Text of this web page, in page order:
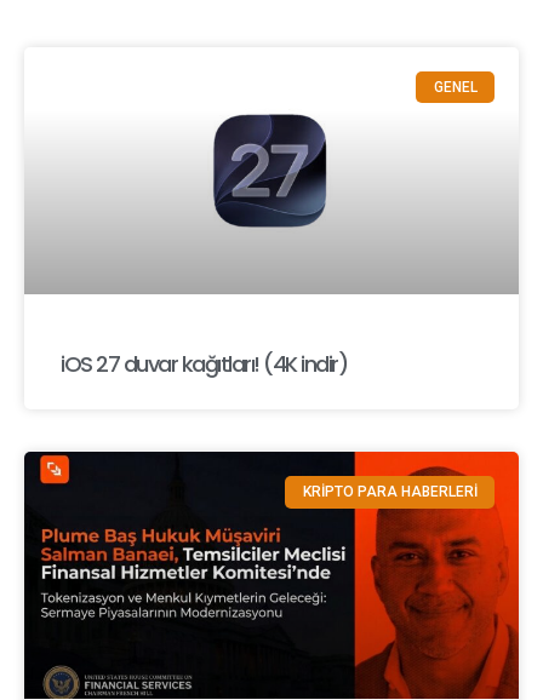
GENEL
iOS 27 duvar kağıtları! (4K indir)
KRİPTO PARA HABERLERİ